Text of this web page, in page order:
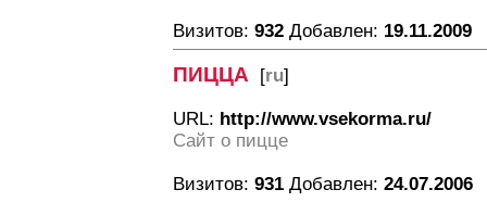
Визитов: 932 Добавлен: 19.11.2009
ПИЦЦА [ru]
URL: http://www.vsekorma.ru/
Сайт о пицце
Визитов: 931 Добавлен: 24.07.2006